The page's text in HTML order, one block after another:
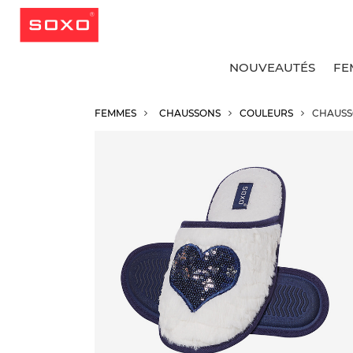
NOUVEAUTÉS
FEMMES CHAUSSONS COULEURS